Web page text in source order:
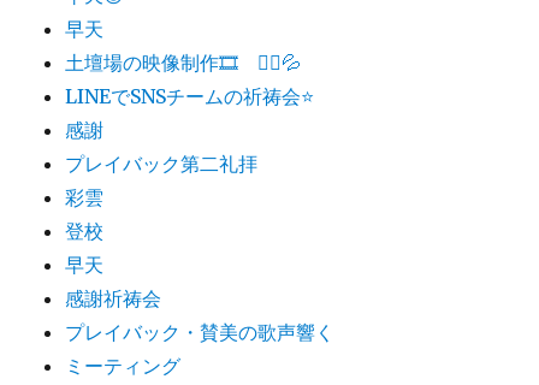
早天
土壇場の映像制作🎞 🏃‍♂️💦
LINEでSNSチームの祈祷会⭐️
感謝
プレイバック第二礼拝
彩雲
登校
早天
感謝祈祷会
プレイバック・賛美の歌声響く
ミーティング